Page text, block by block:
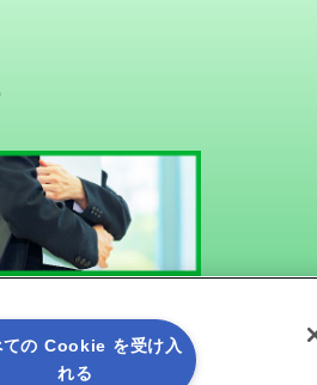
ての Cookie を受け入
れる